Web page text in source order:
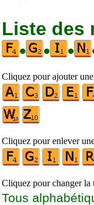
Liste des
•
• •
Cliquez pour ajouter
Cliquez pour enlever
Cliquez pour changer la
Tous